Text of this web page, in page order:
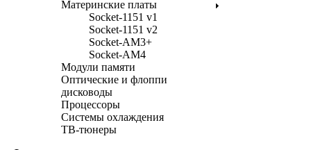
Материнские платы
Socket-1151 v1
Socket-1151 v2
Socket-AM3+
Socket-AM4
Модули памяти
Оптические и флоппи
дисководы
Процессоры
Системы охлаждения
ТВ-тюнеры